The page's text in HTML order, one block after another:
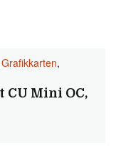
Grafikkarten,
CU Mini OC,